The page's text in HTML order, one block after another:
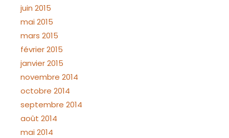
juin 2015
mai 2015
mars 2015
février 2015
janvier 2015
novembre 2014
octobre 2014
septembre 2014
août 2014
mai 2014